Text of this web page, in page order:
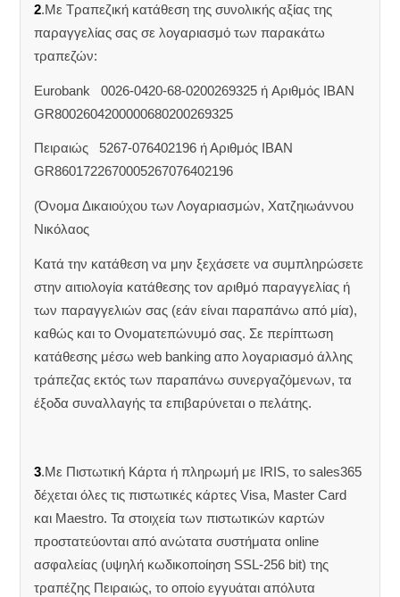
2.Με Τραπεζική κατάθεση της συνολικής αξίας της
παραγγελίας σας σε λογαριασμό των παρακάτω
τραπεζών:
Eurobank 0026-0420-68-0200269325 ή Aριθμός IBAN
GR8002604200000680200269325
Πειραιώς 5267-076402196 ή Αριθμός IBAN
GR8601722670005267076402196
(Όνομα Δικαιούχου των Λογαριασμών, Χατζηιωάννου
Νικόλαος
Κατά την κατάθεση να μην ξεχάσετε να συμπληρώσετε
στην αιτιολογία κατάθεσης τον αριθμό παραγγελίας ή
των παραγγελιών σας (εάν είναι παραπάνω από μία),
καθώς και το Ονοματεπώνυμό σας. Σε περίπτωση
κατάθεσης μέσω web banking απο λογαριασμό άλλης
τράπεζας εκτός των παραπάνω συνεργαζόμενων, τα
έξοδα συναλλαγής τα επιβαρύνεται ο πελάτης.
3.Με Πιστωτική Κάρτα ή πληρωμή με IRIS, το sales365
δέχεται όλες τις πιστωτικές κάρτες Visa, Master Card
και Maestro. Τα στοιχεία των πιστωτικών καρτών
προστατεύονται από ανώτατα συστήματα online
ασφαλείας (υψηλή κωδικοποίηση SSL-256 bit) της
τραπέζης Πειραιώς, το οποίο εγγυάται απόλυτα